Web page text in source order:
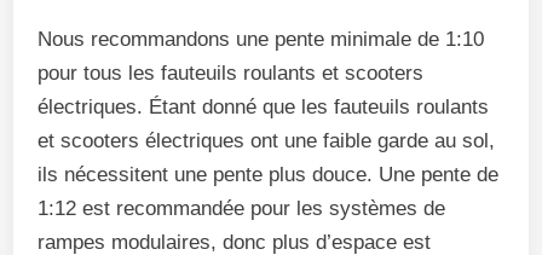
Nous recommandons une pente minimale de 1:10
pour tous les fauteuils roulants et scooters
électriques. Étant donné que les fauteuils roulants
et scooters électriques ont une faible garde au sol,
ils nécessitent une pente plus douce. Une pente de
1:12 est recommandée pour les systèmes de
rampes modulaires, donc plus d’espace est